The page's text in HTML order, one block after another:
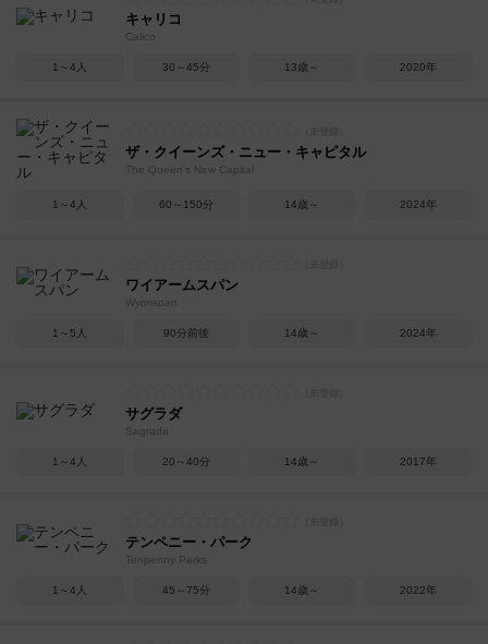
キャリコ
Calico
1～4人 30～45分 13歳～ 2020年
ザ・クイーンズ・ニュー・キャピタル
The Queen's New Capital
1～4人 60～150分 14歳～ 2024年
ワイアームスパン
Wyrmspan
1～5人 90分前後 14歳～ 2024年
サグラダ
Sagrada
1～4人 20～40分 14歳～ 2017年
テンペニー・パーク
Tenpenny Parks
1～4人 45～75分 14歳～ 2022年